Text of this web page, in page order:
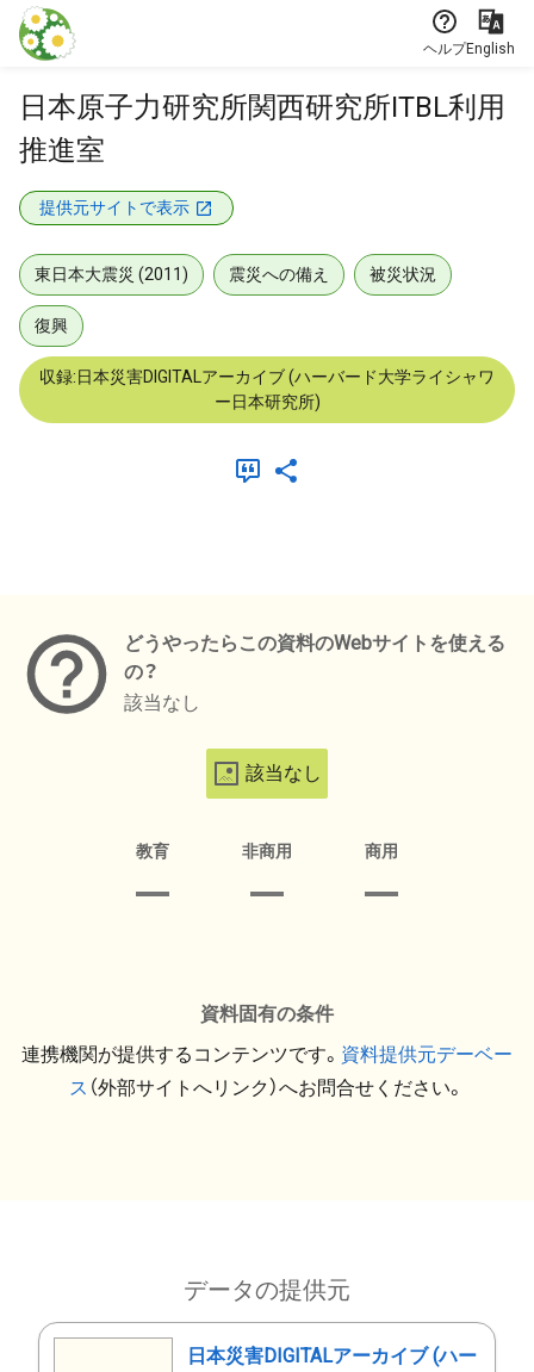
本文に飛ぶ
ヘルプEnglish
日本原子力研究所関西研究所ITBL利用
推進室
提供元サイトで表示
東日本大震災 (2011) 震災への備え 被災状況
復興
収録:日本災害DIGITALアーカイブ (ハーバード大学ライシャワ
ー日本研究所)
どうやったらこの資料のWebサイトを使える
の？
該当なし
該当なし
教育 非商用 商用
資料固有の条件
連携機関が提供するコンテンツです。 資料提供元デーベー
ス （外部サイトへリンク）へお問合せください。
データの提供元
日本災害DIGITALアーカイブ (ハー